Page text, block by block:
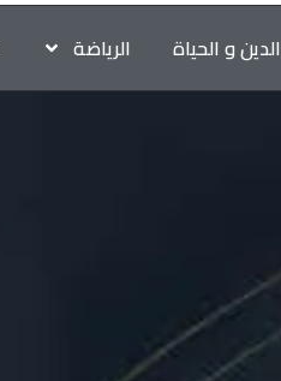
الدين و الحياة الرياضة